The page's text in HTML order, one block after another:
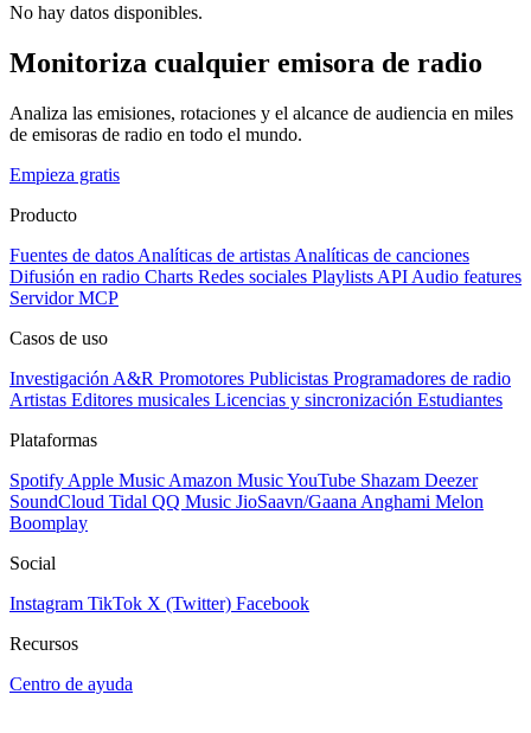
No hay datos disponibles.
Monitoriza cualquier emisora de radio
Analiza las emisiones, rotaciones y el alcance de audiencia en miles
de emisoras de radio en todo el mundo.
Empieza gratis
Producto
Fuentes de datos Analíticas de artistas Analíticas de canciones
Difusión en radio Charts Redes sociales Playlists API Audio features
Servidor MCP
Casos de uso
Investigación A&R Promotores Publicistas Programadores de radio
Artistas Editores musicales Licencias y sincronización Estudiantes
Plataformas
Spotify Apple Music Amazon MusicYouTube Shazam Deezer
SoundCloud Tidal QQ Music JioSaavn/Gaana Anghami Melon
Boomplay
Social
Instagram TikTok X (Twitter) Facebook
Recursos
Centro de ayuda